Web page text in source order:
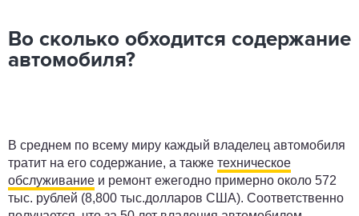
Во сколько обходится содержание
автомобиля?
В среднем по всему миру каждый владелец автомобиля
тратит на его содержание, а также техническое
обслуживание и ремонт ежегодно примерно около 572
тыс. рублей (8,800 тыс.долларов США). Соответственно